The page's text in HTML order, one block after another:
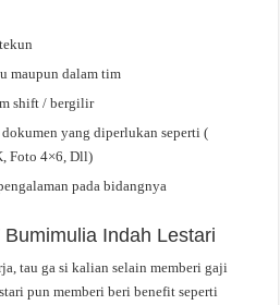
maupun dalam tim
shift / bergilir
yang diperlukan seperti (
Foto 4×6, Dll)
pada bidangnya
Indah Lestari
tau ga si kalian selain memberi gaji
pun memberi beri benefit seperti